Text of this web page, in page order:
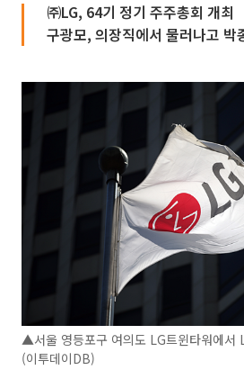
㈜LG, 64기 정기 주주총회 개최
구광모, 의장직에서 물러나고 박
▲서울 영등포구 여의도 LG트윈타워에서
(이투데이DB)